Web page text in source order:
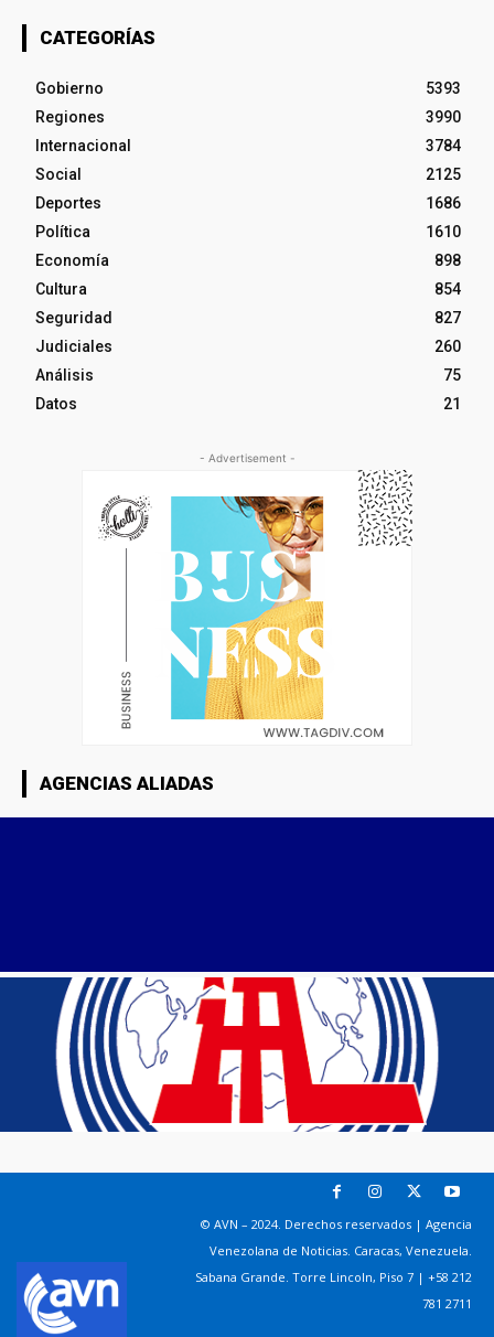
CATEGORÍAS
Gobierno
5393
Regiones
3990
Internacional
3784
Social
2125
Deportes
1686
Política
1610
Economía
898
Cultura
854
Seguridad
827
Judiciales
260
Análisis
75
Datos
21
- Advertisement -
AGENCIAS ALIADAS
© AVN – 2024. Derechos reservados | Agencia
Venezolana de Noticias. Caracas, Venezuela.
Sabana Grande. Torre Lincoln, Piso 7 | +58 212
781 2711